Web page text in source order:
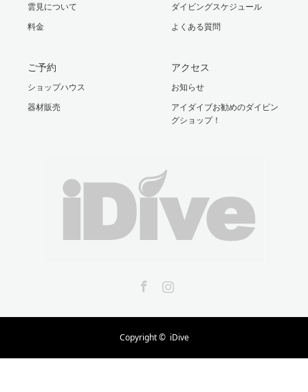
雲見について
料金
ダイビングスケジュール
よくある質問
ご予約
ショップハウス
器材販売
アクセス
お知らせ
アイダイブお勧めのダイビン
グショップ！
Copyright © iDive